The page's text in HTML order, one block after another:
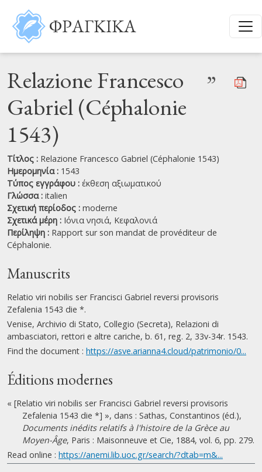
Παράκαμψη προς το κυρίως περιεχόμενο
ΦΡΑΓΚΙΚΑ
Relazione Francesco
Gabriel (Céphalonie
1543)
”
Τίτλος : Relazione Francesco Gabriel (Céphalonie 1543)
Ημερομηνία : 1543
Τύπος εγγράφου : έκθεση αξιωματικού
Γλώσσα : italien
Σχετική περίοδος : moderne
Σχετικά μέρη : Ιόνια νησιά, Κεφαλονιά
Περίληψη : Rapport sur son mandat de provéditeur de
Céphalonie.
Manuscrits
Relatio viri nobilis ser Francisci Gabriel reversi provisoris
Zefalenia 1543 die *.
Venise, Archivio di Stato, Collegio (Secreta), Relazioni di
ambasciatori, rettori e altre cariche, b. 61, reg. 2, 33v-34r. 1543.
Find the document : https://asve.arianna4.cloud/patrimonio/0...
Éditions modernes
« [Relatio viri nobilis ser Francisci Gabriel reversi provisoris
Zefalenia 1543 die *] », dans : Sathas, Constantinos (éd.),
Documents inédits relatifs à l'histoire de la Grèce au
Moyen-Âge, Paris : Maisonneuve et Cie, 1884, vol. 6, pp. 279.
Read online : https://anemi.lib.uoc.gr/search/?dtab=m&...